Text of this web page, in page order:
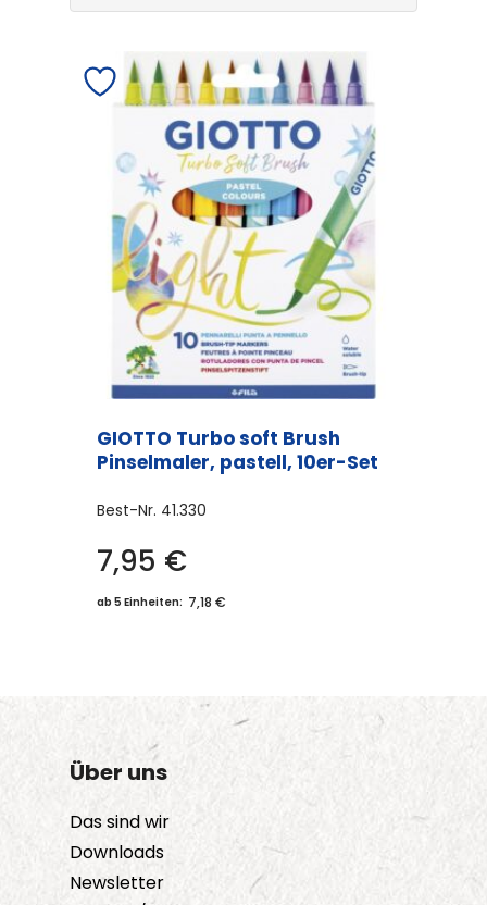
GIOTTO Turbo soft Brush
Pinselmaler, pastell, 10er-Set
Best-Nr. 41.330
7,95 €
ab 5 Einheiten: 7,18 €
Über uns
Das sind wir
Downloads
Newsletter